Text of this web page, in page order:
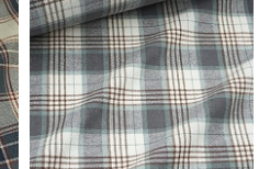
обработки персональных
на обработку персональных
рекламных и